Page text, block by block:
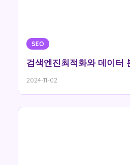
SEO
검색엔진최적화와 데이터
2024-11-02